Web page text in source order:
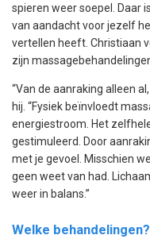
spieren weer soepel. Daar
van aandacht voor jezelf
vertellen heeft. Christiaan
zijn
“Van de aanraking alleen
hij. “Fysiek beïnvloedt
energiestroom. Het
gestimuleerd. Door
met je gevoel. Misschien
geen weet van had.
weer in balans.”
Welke behandelingen?